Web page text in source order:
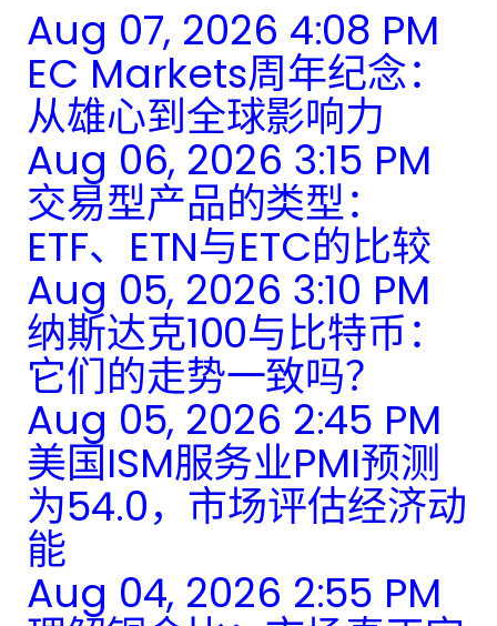
Aug 07, 2026 4:08 PM
EC Markets周年纪念：
从雄心到全球影响力
Aug 06, 2026 3:15 PM
交易型产品的类型：
ETF、ETN与ETC的比较
Aug 05, 2026 3:10 PM
纳斯达克100与比特币：
它们的走势一致吗？
Aug 05, 2026 2:45 PM
美国ISM服务业PMI预测
为54.0，市场评估经济动
能
Aug 04, 2026 2:55 PM